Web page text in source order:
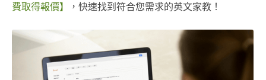
費取得報價】
，快速找到符合您需求的英文家教！